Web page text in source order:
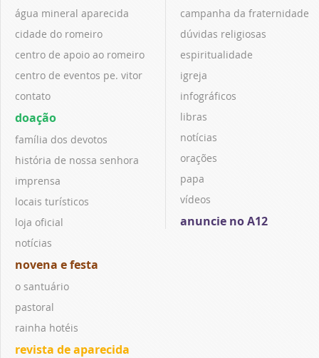
água mineral aparecida
cidade do romeiro
centro de apoio ao romeiro
centro de eventos pe. vitor
contato
doação
família dos devotos
história de nossa senhora
imprensa
locais turísticos
loja oficial
notícias
novena e festa
o santuário
pastoral
rainha hotéis
revista de aparecida
campanha da fraternidade
dúvidas religiosas
espiritualidade
igreja
infográficos
libras
notícias
orações
papa
vídeos
anuncie no A12